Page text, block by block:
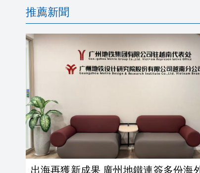
推薦新聞
出海再獲新成果 廣州地鐵連簽多份海外戰略合作